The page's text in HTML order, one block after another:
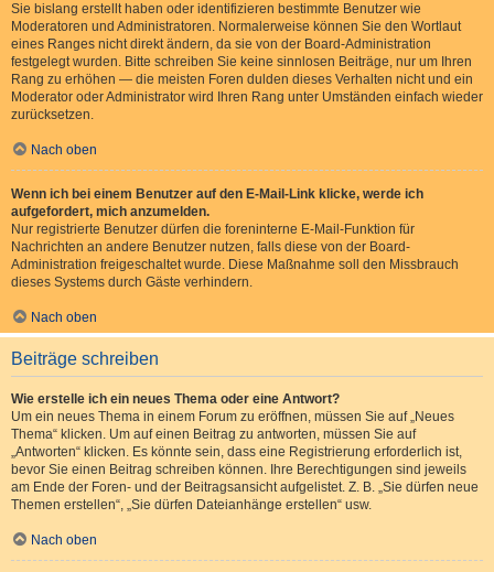
Sie bislang erstellt haben oder identifizieren bestimmte Benutzer wie
Moderatoren und Administratoren. Normalerweise können Sie den Wortlaut
eines Ranges nicht direkt ändern, da sie von der Board-Administration
festgelegt wurden. Bitte schreiben Sie keine sinnlosen Beiträge, nur um Ihren
Rang zu erhöhen — die meisten Foren dulden dieses Verhalten nicht und ein
Moderator oder Administrator wird Ihren Rang unter Umständen einfach wieder
zurücksetzen.
Nach oben
Wenn ich bei einem Benutzer auf den E-Mail-Link klicke, werde ich
aufgefordert, mich anzumelden.
Nur registrierte Benutzer dürfen die foreninterne E-Mail-Funktion für
Nachrichten an andere Benutzer nutzen, falls diese von der Board-
Administration freigeschaltet wurde. Diese Maßnahme soll den Missbrauch
dieses Systems durch Gäste verhindern.
Nach oben
Beiträge schreiben
Wie erstelle ich ein neues Thema oder eine Antwort?
Um ein neues Thema in einem Forum zu eröffnen, müssen Sie auf „Neues
Thema“ klicken. Um auf einen Beitrag zu antworten, müssen Sie auf
„Antworten“ klicken. Es könnte sein, dass eine Registrierung erforderlich ist,
bevor Sie einen Beitrag schreiben können. Ihre Berechtigungen sind jeweils
am Ende der Foren- und der Beitragsansicht aufgelistet. Z. B. „Sie dürfen neue
Themen erstellen“, „Sie dürfen Dateianhänge erstellen“ usw.
Nach oben